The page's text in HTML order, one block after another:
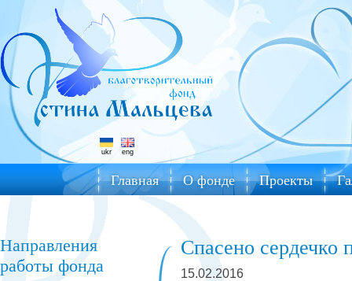
ukr eng
Главная О фонде Проекты
Направления
работы фонда
Спасено сердечко
15.02.2016